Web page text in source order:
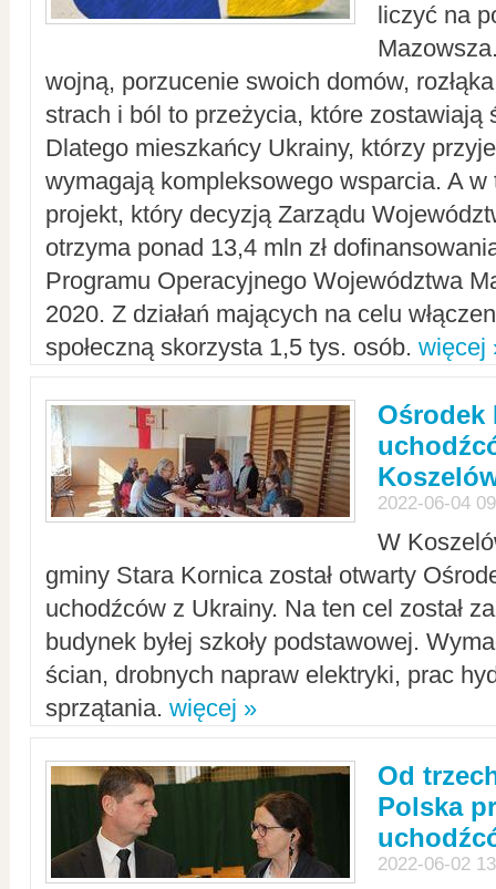
liczyć na
wojną, porzucenie swoich domów,
strach i ból to przeżycia, które zostawiają
Dlatego mieszkańcy Ukrainy, którzy
wymagają kompleksowego wsparcia. A w
projekt, który decyzją Zarządu
otrzyma ponad 13,4 mln zł
Programu Operacyjnego Województwa
2020. Z działań mających na celu
społeczną skorzysta 1,5 tys. osób. więcej
Ośrodek
2022-06-04
W
gminy Stara Kornica został otwarty
uchodźców z Ukrainy. Na ten cel został
budynek byłej szkoły podstawowej.
ścian, drobnych napraw elektryki, prac
sprzątania. więcej »
Od
Polska
2022-06-02